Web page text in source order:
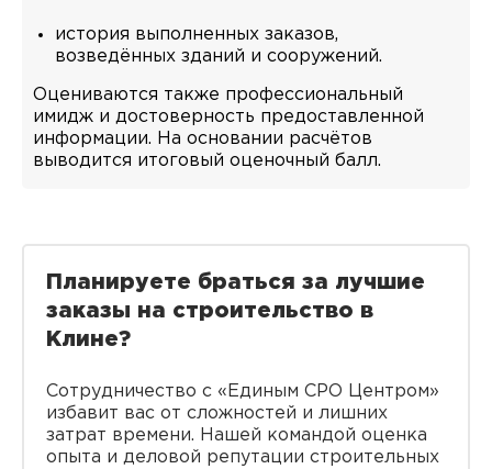
история выполненных заказов,
возведённых зданий и сооружений.
Оцениваются также профессиональный
имидж и достоверность предоставленной
информации. На основании расчётов
выводится итоговый оценочный балл.
Планируете браться за лучшие
заказы на строительство в
Клине?
Сотрудничество с «Единым СРО Центром»
избавит вас от сложностей и лишних
затрат времени. Нашей командой оценка
опыта и деловой репутации строительных